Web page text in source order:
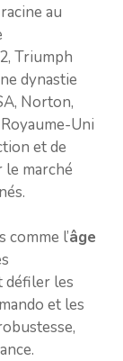
au
Triumph
dynastie
Norton,
Uni
et de
le marché
l’âge
défiler les
et les